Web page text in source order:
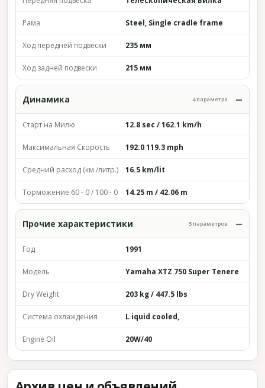
Рама Steel, Single cradle frame
Ход передней подвески 235 мм
Ход задней подвески 215 мм
Динамика 4 параметра
Старт на Милю 12.8 sec / 162.1 km/h
Максимальная Скорость 192.0 119.3 mph
Средний расход (км./литр.) 16.5 km/lit
Торможение 60 - 0 / 100 - 0 14.25 m / 42.06 m
Прочие характеристики 5 параметров
Год 1991
Модель Yamaha XTZ 750 Super Tenere
Dry Weight 203 kg / 447.5 lbs
Система охлаждения L iquid cooled,
Engine Oil 20W/40